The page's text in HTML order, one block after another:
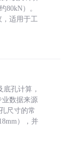
80kN）。
，适用于工
孔计算，
业数据来源
尺寸的常
），并